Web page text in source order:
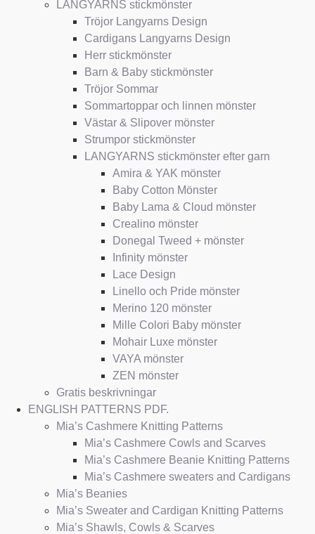
LANGYARNS stickmönster
Tröjor Langyarns Design
Cardigans Langyarns Design
Herr stickmönster
Barn & Baby stickmönster
Tröjor Sommar
Sommartoppar och linnen mönster
Västar & Slipover mönster
Strumpor stickmönster
LANGYARNS stickmönster efter garn
Amira & YAK mönster
Baby Cotton Mönster
Baby Lama & Cloud mönster
Crealino mönster
Donegal Tweed + mönster
Infinity mönster
Lace Design
Linello och Pride mönster
Merino 120 mönster
Mille Colori Baby mönster
Mohair Luxe mönster
VAYA mönster
ZEN mönster
Gratis beskrivningar
ENGLISH PATTERNS PDF.
Mia’s Cashmere Knitting Patterns
Mia’s Cashmere Cowls and Scarves
Mia’s Cashmere Beanie Knitting Patterns
Mia’s Cashmere sweaters and Cardigans
Mia’s Beanies
Mia’s Sweater and Cardigan Knitting Patterns
Mia’s Shawls, Cowls & Scarves